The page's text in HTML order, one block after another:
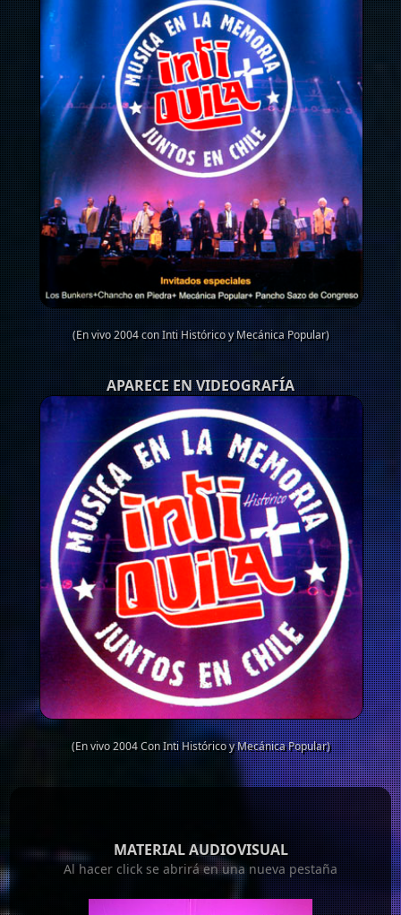
(En vivo 2004 con Inti Histórico y Mecánica Popular)
APARECE EN VIDEOGRAFÍA
(En vivo 2004 Con Inti Histórico y Mecánica Popular)
MATERIAL AUDIOVISUAL
Al hacer click se abrirá en una nueva pestaña